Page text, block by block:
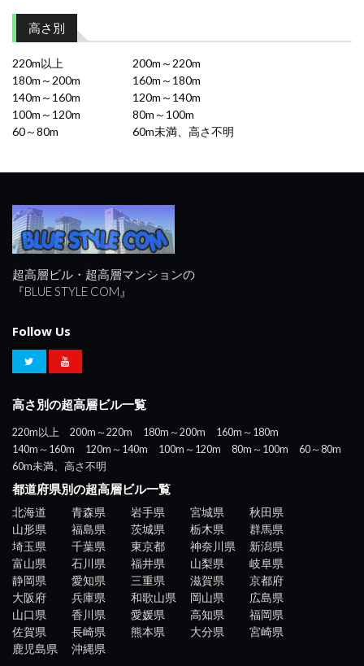
高さ別
220m以上
200m～220m
180m～200m
160m～180m
140m～160m
120m～140m
100m～120m
80m～100m
60～80m
60m未満、高さ不明
超高層ビル・超高層マンションの
『BLUE STYLE COM』
Follow Us
高さ別の超高層ビル一覧
220m以上 200m～220m 180m～200m
160m～180m
140m～160m
120m～140m 100m～120m 80m～100m
60～80m
60m未満、高さ不明
都道府県別の超高層ビル一覧
北海道 青森県 岩手県 宮城県
秋田県
山形県
福島県 茨城県 栃木県
群馬県
埼玉県
千葉県 東京都 神奈川県
新潟県
富山県
石川県 福井県 山梨県
岐阜県
静岡県
愛知県 三重県 滋賀県
京都府
大阪府
兵庫県 和歌山県 岡山県
広島県
山口県
香川県 愛媛県 高知県
福岡県
佐賀県
長崎県 熊本県 大分県
宮崎県
鹿児島県
沖縄県